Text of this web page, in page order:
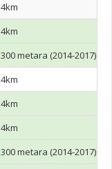
4km
4km
300 metara (2014-2017)
4km
4km
4km
300 metara (2014-2017)